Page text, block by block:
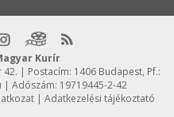
Kurír
| Postacím: 1406 Budapest, Pf.:
| Adószám: 19719445-2-42
| Adatkezelési tájékoztató